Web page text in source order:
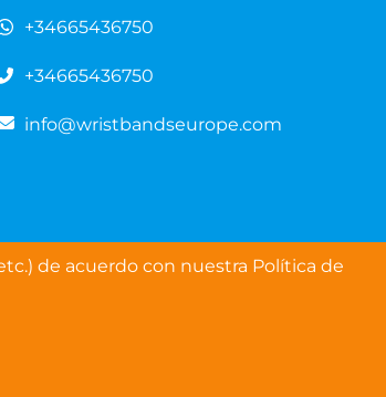
de acuerdo con nuestra Política de
+34665436750
+34665436750
info@wristbandseurope.com